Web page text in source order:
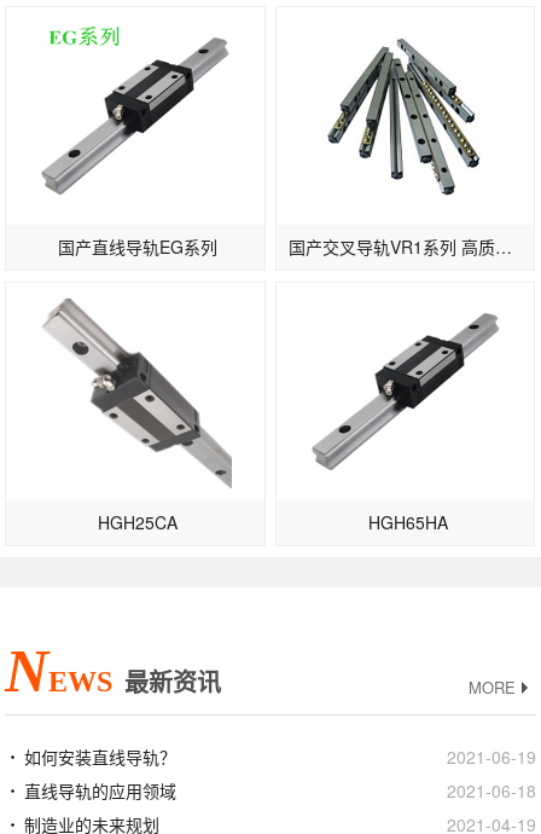
国产直线导轨EG系列 国产交叉导轨VR1系列 高质量滚柱导轨
HGH25CA HGH65HA
NEWS 最新资讯 MORE
如何安装直线导轨？
2021-06-19
直线导轨的应用领域
2021-06-18
制造业的未来规划
2021-04-19